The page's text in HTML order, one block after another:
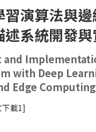
習演算法與
述系統開發
and
with Deep
Edge
載1]